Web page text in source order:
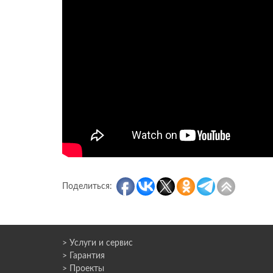
Поделиться:
> Услуги и сервис
> Гарантия
> Проекты